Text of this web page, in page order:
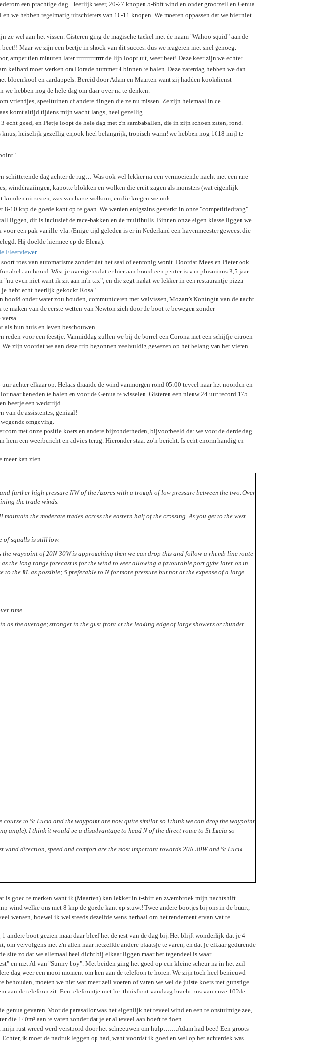
een prachtige dag. Heerlijk weer, 20-27 knopen 5-6bft wind en onder grootzeil en Genua
we hebben regelmatig uitschieters van 10-11 knopen. We moeten oppassen dat we hier niet
wel aan het vissen. Gisteren ging de magische tackel met de naam "Wahoo squid" aan de
Maar we zijn een beetje in shock van dit succes, dus we reageren niet snel genoeg,
amper tien minuten later rrrrrrrrrrrrrr de lijn loopt uit, weer beet! Deze keer zijn we echter
keihard moet werken om Dorade nummer 4 binnen te halen. Deze zaterdag hebben we dan
bloemkool en aardappels. Bereid door Adam en Maarten want zij hadden kookdienst
hebben nog de hele dag om daar over na te denken.
vriendjes, speeltuinen of andere dingen die ze nu missen. Ze zijn helemaal in de
komt altijd tijdens mijn wacht langs, heel gezellig.
goed, en Pietje loopt de hele dag met z'n sambaballen, die in zijn schoen zaten, rond.
huiselijk gezellig en,ook heel belangrijk, tropisch warm! we hebben nog 1618 mijl te
schitterende dag achter de rug… Was ook wel lekker na een vermoeiende nacht met een rare
winddraaiingen, kapotte blokken en wolken die eruit zagen als monsters (wat eigenlijk
uitrusten, was van harte welkom, en die kregen we ook.
8-10 knp de goede kant op te gaan. We werden enigszins gesterkt in onze "competitiedrang"
liggen, dit is inclusief de race-bakken en de multihulls. Binnen onze eigen klasse liggen we
een pak vanille-vla. (Enige tijd geleden is er in Nederland een havenmeester geweest die
Hij doelde hiermee op de Elena).
Fleetviewer.
roes van automatisme zonder dat het saai of eentonig wordt. Doordat Mees en Pieter ook
aan boord. Wist je overigens dat er hier aan boord een peuter is van plusminus 3,5 jaar
even niet want ik zit aan m'n tax", en die zegt nadat we lekker in een restaurantje pizza
je hebt echt heerlijk gekookt Rosa".
hoofd onder water zou houden, communiceren met walvissen, Mozart's Koningin van de nacht
maken van de eerste wetten van Newton zich door de boot te bewegen zonder
versa.
hun huis en leven beschouwen.
reden voor een feestje. Vanmiddag zullen we bij de borrel een Corona met een schijfje citroen
zijn voordat we aan deze trip begonnen veelvuldig gewezen op het belang van het vieren
achter elkaar op. Helaas draaide de wind vanmorgen rond 05:00 teveel naar het noorden en
naar beneden te halen en voor de Genua te wisselen. Gisteren een nieuw 24 uur record 175
beetje een wedstrijd.
van de assistentes, geniaal!
omgeving.
met onze positie koers en andere bijzonderheden, bijvoorbeeld dat we voor de derde dag
een weerbericht en advies terug. Hieronder staat zo'n bericht. Is echt enorm handig en
meer kan zien…
further high pressure NW of the Azores with a trough of low pressure between the two. Over
the trade winds.
the moderate trades across the eastern half of the crossing. As you get to the west
of squalls is still low.
the waypoint of 20N 30W is approaching then we can drop this and follow a rhumb line route
the long range forecast is for the wind to veer allowing a favourable port gybe later on in
the RL as possible; S preferable to N for more pressure but not at the expense of a large
time.
as the average; stronger in the gust front at the leading edge of large showers or thunder.
to St Lucia and the waypoint are now quite similar so I think we can drop the waypoint
angle). I think it would be a disadvantage to head N of the direct route to St Lucia so
direction, speed and comfort are the most important towards 20N 30W and St Lucia.
is goed te merken want ik (Maarten) kan lekker in t-shirt en zwembroek mijn nachtshift
wind welke ons met 8 knp de goede kant op stuwt! Twee andere bootjes bij ons in de buurt,
wensen, hoewel ik wel steeds dezelfde wens herhaal om het rendement ervan wat te
andere boot gezien maar daar bleef het de rest van de dag bij. Het blijft wonderlijk dat je 4
vervolgens met z'n allen naar hetzelfde andere plaatsje te varen, en dat je elkaar gedurende
zo dat we allemaal heel dicht bij elkaar liggen maar het tegendeel is waar.
en met Al van "Sunny boy". Met beiden ging het goed op een kleine scheur na in het zeil
dag weer een mooi moment om hen aan de telefoon te horen. We zijn toch heel benieuwd
behouden, moeten we niet wat meer zeil voeren of varen we wel de juiste koers met gunstige
aan de telefoon zit. Een telefoontje met het thuisfront vandaag bracht ons van onze 102de
genua gevaren. Voor de parasailor was het eigenlijk net teveel wind en een te onstuimige zee,
die 140m² aan te varen zonder dat je er al teveel aan hoeft te doen.
rust wreed werd verstoord door het schreeuwen om hulp…….Adam had beet! Een groots
ik moet de nadruk leggen op had, want voordat ik goed en wel op het achterdek was